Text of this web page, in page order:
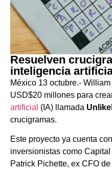
Resuelven
inteligencia
México 13 octubre.-
USD$20 millones para
artificial (IA) llamada
crucigramas.
Este proyecto ya cuenta
inversionistas como
Patrick Pichette, ex CFO